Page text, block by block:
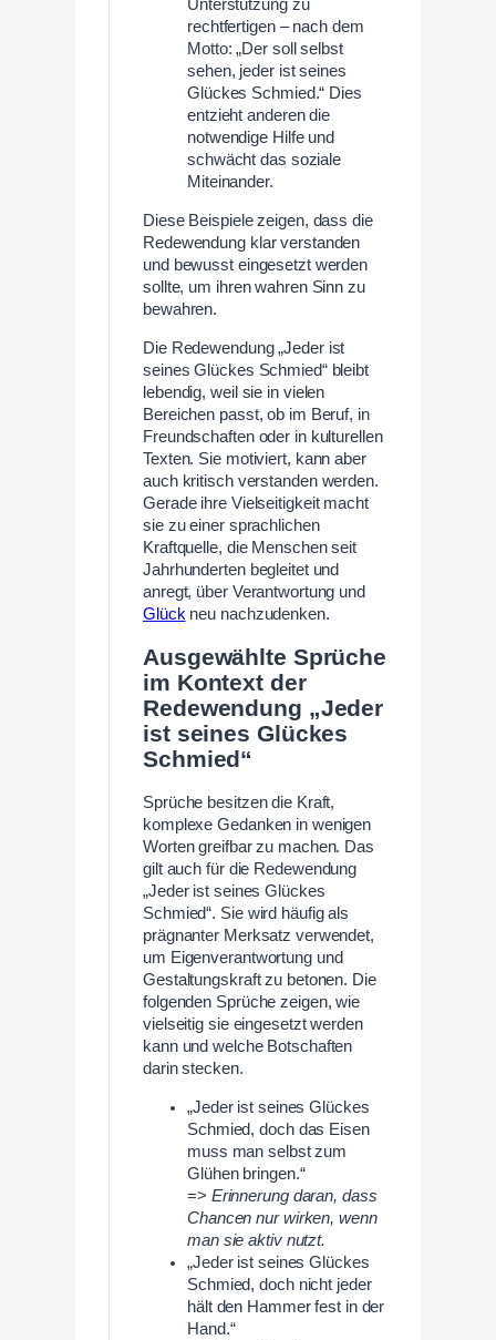
Unterstützung zu
rechtfertigen – nach dem
Motto: „Der soll selbst
sehen, jeder ist seines
Glückes Schmied.“ Dies
entzieht anderen die
notwendige Hilfe und
schwächt das soziale
Miteinander.
Diese Beispiele zeigen, dass die
Redewendung klar verstanden
und bewusst eingesetzt werden
sollte, um ihren wahren Sinn zu
bewahren.
Die Redewendung „Jeder ist
seines Glückes Schmied“ bleibt
lebendig, weil sie in vielen
Bereichen passt, ob im Beruf, in
Freundschaften oder in kulturellen
Texten. Sie motiviert, kann aber
auch kritisch verstanden werden.
Gerade ihre Vielseitigkeit macht
sie zu einer sprachlichen
Kraftquelle, die Menschen seit
Jahrhunderten begleitet und
anregt, über Verantwortung und
Glück neu nachzudenken.
Ausgewählte Sprüche
im Kontext der
Redewendung „Jeder
ist seines Glückes
Schmied“
Sprüche besitzen die Kraft,
komplexe Gedanken in wenigen
Worten greifbar zu machen. Das
gilt auch für die Redewendung
„Jeder ist seines Glückes
Schmied“. Sie wird häufig als
prägnanter Merksatz verwendet,
um Eigenverantwortung und
Gestaltungskraft zu betonen. Die
folgenden Sprüche zeigen, wie
vielseitig sie eingesetzt werden
kann und welche Botschaften
darin stecken.
„Jeder ist seines Glückes
Schmied, doch das Eisen
muss man selbst zum
Glühen bringen.“
=> Erinnerung daran, dass
Chancen nur wirken, wenn
man sie aktiv nutzt.
„Jeder ist seines Glückes
Schmied, doch nicht jeder
hält den Hammer fest in der
Hand.“